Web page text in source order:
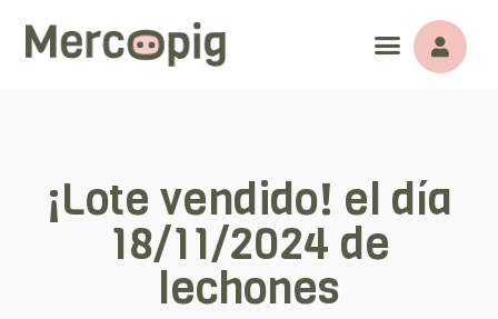
¡Lote vendido! el día
18/11/2024 de
lechones